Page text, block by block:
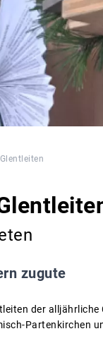
zugute
der
Partenkirchen